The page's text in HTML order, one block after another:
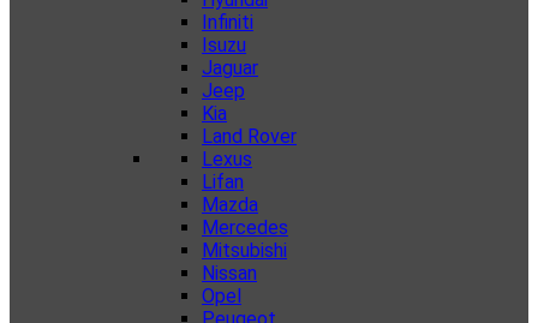
Infiniti
Isuzu
Jaguar
Jeep
Kia
Land Rover
Lexus
Lifan
Mazda
Mercedes
Mitsubishi
Nissan
Opel